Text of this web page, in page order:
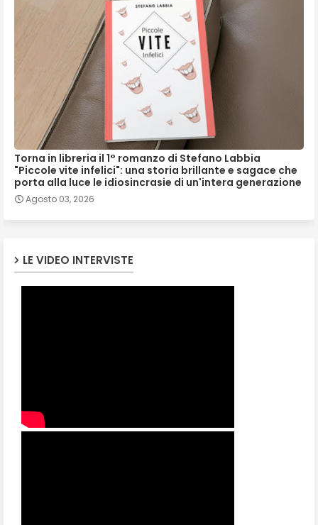
Torna in libreria il 1° romanzo di Stefano Labbia
"Piccole vite infelici": una storia brillante e sagace che
porta alla luce le idiosincrasie di un'intera generazione
Agosto 03, 2026
LE VIDEO INTERVISTE